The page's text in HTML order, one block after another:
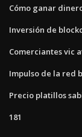
Cómo ganar
Inversión de
Comerciantes vic
Impulso de la red
Precio platillos
181